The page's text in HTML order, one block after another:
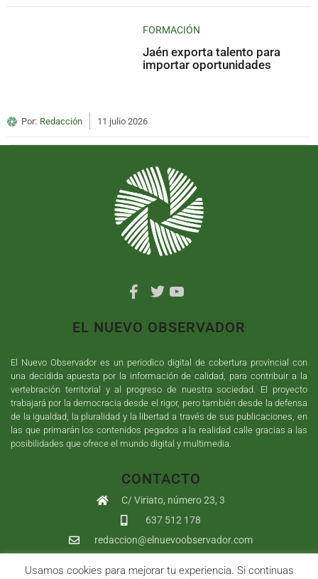
FORMACIÓN
Jaén exporta talento para
importar oportunidades
Por: Redacción 11 julio 2026
EL NUEVO OBSERVADOR
El Nuevo Observador es un periodico digital de cobertura provincial con
una decidida apuesta por la información de calidad, para contribuir a la
vertebración territorial y al progreso de nuestra sociedad. El proyecto
trabajará por la democracia desde el rigor, pero también desde la defensa
de la igualdad, la pluralidad y la libertad a través de sus publicaciones, en
las que primarán los contenidos pegados a la realidad calle gracias a las
posibilidades que ofrece el mundo digital y multimedia.
CONTACTO
C/ Viriato, número 23, 3
637 512 178
redaccion@elnuevoobservador.com
Usamos cookies para mejorar tu experiencia. Si continuas